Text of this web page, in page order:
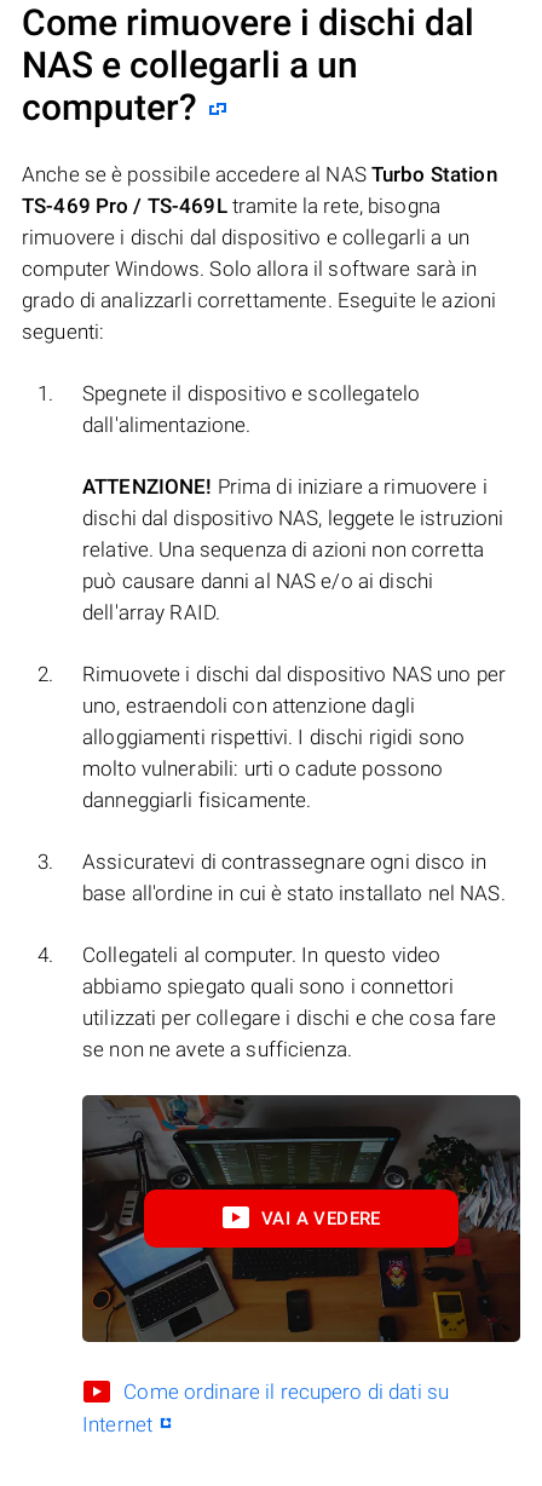
Come rimuovere i dischi dal
NAS e collegarli a un
computer?
Anche se è possibile accedere al NAS Turbo Station
TS-469 Pro / TS-469Ltramite la rete, bisogna
rimuovere i dischi dal dispositivo e collegarli a un
computer Windows. Solo allora il software sarà in
grado di analizzarli correttamente. Eseguite le azioni
seguenti:
Spegnete il dispositivo e scollegatelo
dall'alimentazione.
ATTENZIONE! Prima di iniziare a rimuovere i
dischi dal dispositivo NAS, leggete le istruzioni
relative. Una sequenza di azioni non corretta
può causare danni al NAS e/o ai dischi
dell'array RAID.
Rimuovete i dischi dal dispositivo NAS uno per
uno, estraendoli con attenzione dagli
alloggiamenti rispettivi. I dischi rigidi sono
molto vulnerabili: urti o cadute possono
danneggiarli fisicamente.
Assicuratevi di contrassegnare ogni disco in
base all'ordine in cui è stato installato nel NAS.
Collegateli al computer. In questo video
abbiamo spiegato quali sono i connettori
utilizzati per collegare i dischi e che cosa fare
se non ne avete a sufficienza.
VAI A VEDERE
Come ordinare il recupero di dati su
Internet